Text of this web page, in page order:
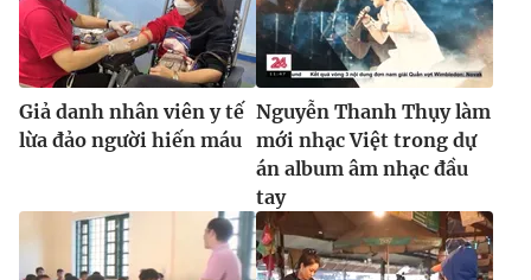
® Cấm sao chép dưới mọi hình thức nếu không có sự chấp
thuận bằng văn bản. Ghi rõ nguồn VTV.vn khi phát hành lại
thông tin từ website này.
Giả danh nhân viên y tế
lừa đảo người hiến máu
Nguyễn Thanh Thụy làm
mới nhạc Việt trong dự
án album âm nhạc đầu
tay